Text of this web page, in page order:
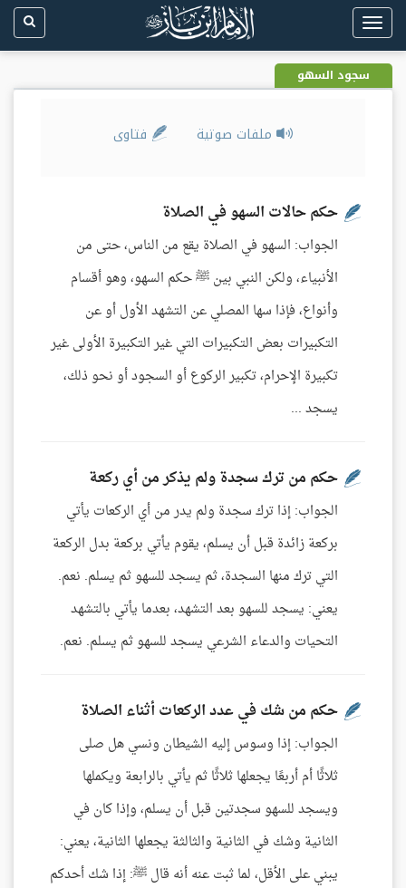
Toggle
navigation
سجود السهو
ملفات صوتية فتاوى
حكم حالات السهو في الصلاة
الجواب: السهو في الصلاة يقع من الناس، حتى من
الأنبياء، ولكن النبي بين ﷺ حكم السهو، وهو أقسام
وأنواع، فإذا سها المصلي عن التشهد الأول أو عن
التكبيرات بعض التكبيرات التي غير التكبيرة الأولى غير
تكبيرة الإحرام، تكبير الركوع أو السجود أو نحو ذلك،
يسجد ...
حكم من ترك سجدة ولم يذكر من أي ركعة
الجواب: إذا ترك سجدة ولم يدر من أي الركعات يأتي
بركعة زائدة قبل أن يسلم، يقوم يأتي بركعة بدل الركعة
التي ترك منها السجدة، ثم يسجد للسهو ثم يسلم. نعم.
يعني: يسجد للسهو بعد التشهد، بعدما يأتي بالتشهد
التحيات والدعاء الشرعي يسجد للسهو ثم يسلم. نعم.
حكم من شك في عدد الركعات أثناء الصلاة
الجواب: إذا وسوس إليه الشيطان ونسي هل صلى
ثلاثًا أم أربعًا يجعلها ثلاثًا ثم يأتي بالرابعة ويكملها
ويسجد للسهو سجدتين قبل أن يسلم، وإذا كان في
الثانية وشك في الثانية والثالثة يجعلها الثانية، يعني:
يبني على الأقل، لما ثبت عنه أنه قال ﷺ: إذا شك أحدكم